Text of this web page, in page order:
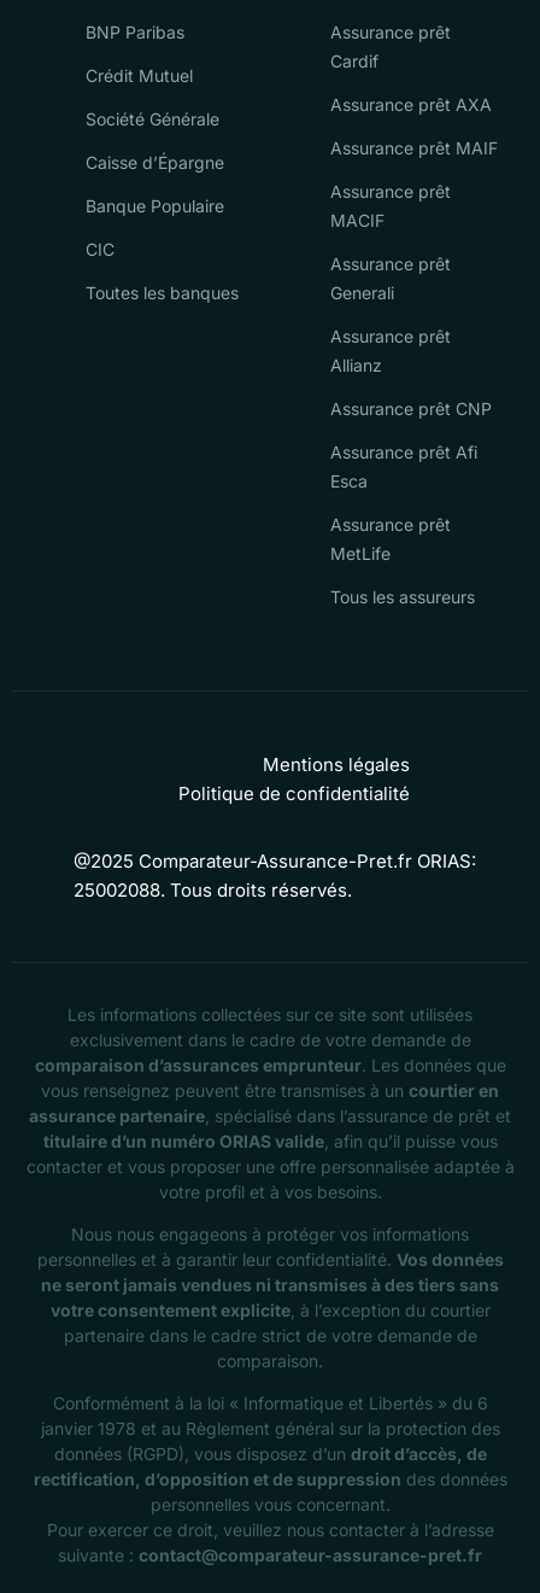
BNP Paribas
Crédit Mutuel
Société Générale
Caisse d’Épargne
Banque Populaire
CIC
Toutes les banques
Assurance prêt
Cardif
Assurance prêt AXA
Assurance prêt MAIF
Assurance prêt
MACIF
Assurance prêt
Generali
Assurance prêt
Allianz
Assurance prêt CNP
Assurance prêt Afi
Esca
Assurance prêt
MetLife
Tous les assureurs
@2025 Comparateur-Assurance-Pret.fr ORIAS:
25002088. Tous droits réservés.
Mentions légales
Politique de confidentialité
Les informations collectées sur ce site sont utilisées
exclusivement dans le cadre de votre demande de
comparaison d’assurances emprunteur. Les données que
vous renseignez peuvent être transmises à un courtier en
assurance partenaire , spécialisé dans l’assurance de prêt et
titulaire d’un numéro ORIAS valide, afin qu’il puisse vous
contacter et vous proposer une offre personnalisée adaptée à
votre profil et à vos besoins.
Nous nous engageons à protéger vos informations
personnelles et à garantir leur confidentialité. Vos données
ne seront jamais vendues ni transmises à des tiers sans
votre consentement explicite, à l’exception du courtier
partenaire dans le cadre strict de votre demande de
comparaison.
Conformément à la loi « Informatique et Libertés » du 6
janvier 1978 et au Règlement général sur la protection des
données (RGPD), vous disposez d’un droit d’accès, de
rectification, d’opposition et de suppression des données
personnelles vous concernant.
Pour exercer ce droit, veuillez nous contacter à l’adresse
suivante : contact@comparateur-assurance-pret.fr
Contact Us